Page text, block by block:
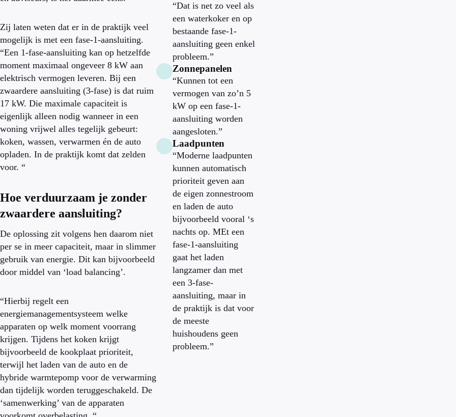
Zij laten weten dat er in de praktijk veel
mogelijk is met een fase-1-aansluiting.
“Een 1-fase-aansluiting kan op hetzelfde
moment maximaal ongeveer 8 kW aan
elektrisch vermogen leveren. Bij een
zwaardere aansluiting (3-fase) is dat ruim
17 kW. Die maximale capaciteit is
eigenlijk alleen nodig wanneer in een
woning vrijwel alles tegelijk gebeurt:
koken, wassen, verwarmen én de auto
opladen. In de praktijk komt dat zelden
voor. “
Hoe verduurzaam je zonder
zwaardere aansluiting?
De oplossing zit volgens hen daarom niet
per se in meer capaciteit, maar in slimmer
gebruik van energie. Dit kan bijvoorbeeld
door middel van ‘load balancing’.
“Hierbij regelt een
energiemanagementsysteem welke
apparaten op welk moment voorrang
krijgen. Tijdens het koken krijgt
bijvoorbeeld de kookplaat prioriteit,
terwijl het laden van de auto en de
hybride warmtepomp voor de verwarming
dan tijdelijk worden teruggeschakeld. De
‘samenwerking’ van de apparaten
“Dat is net zo veel als
een waterkoker en op
bestaande fase-1-
aansluiting geen enkel
probleem.”
Zonnepanelen
“Kunnen tot een
vermogen van zo’n 5
kW op een fase-1-
aansluiting worden
aangesloten.”
Laadpunten
“Moderne laadpunten
kunnen automatisch
prioriteit geven aan
de eigen zonnestroom
en laden de auto
bijvoorbeeld vooral ‘s
nachts op. MEt een
fase-1-aansluiting
gaat het laden
langzamer dan met
een 3-fase-
aansluiting, maar in
de praktijk is dat voor
de meeste
huishoudens geen
probleem.”